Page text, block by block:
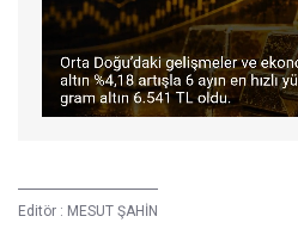
Editör : MESUT ŞAHİN